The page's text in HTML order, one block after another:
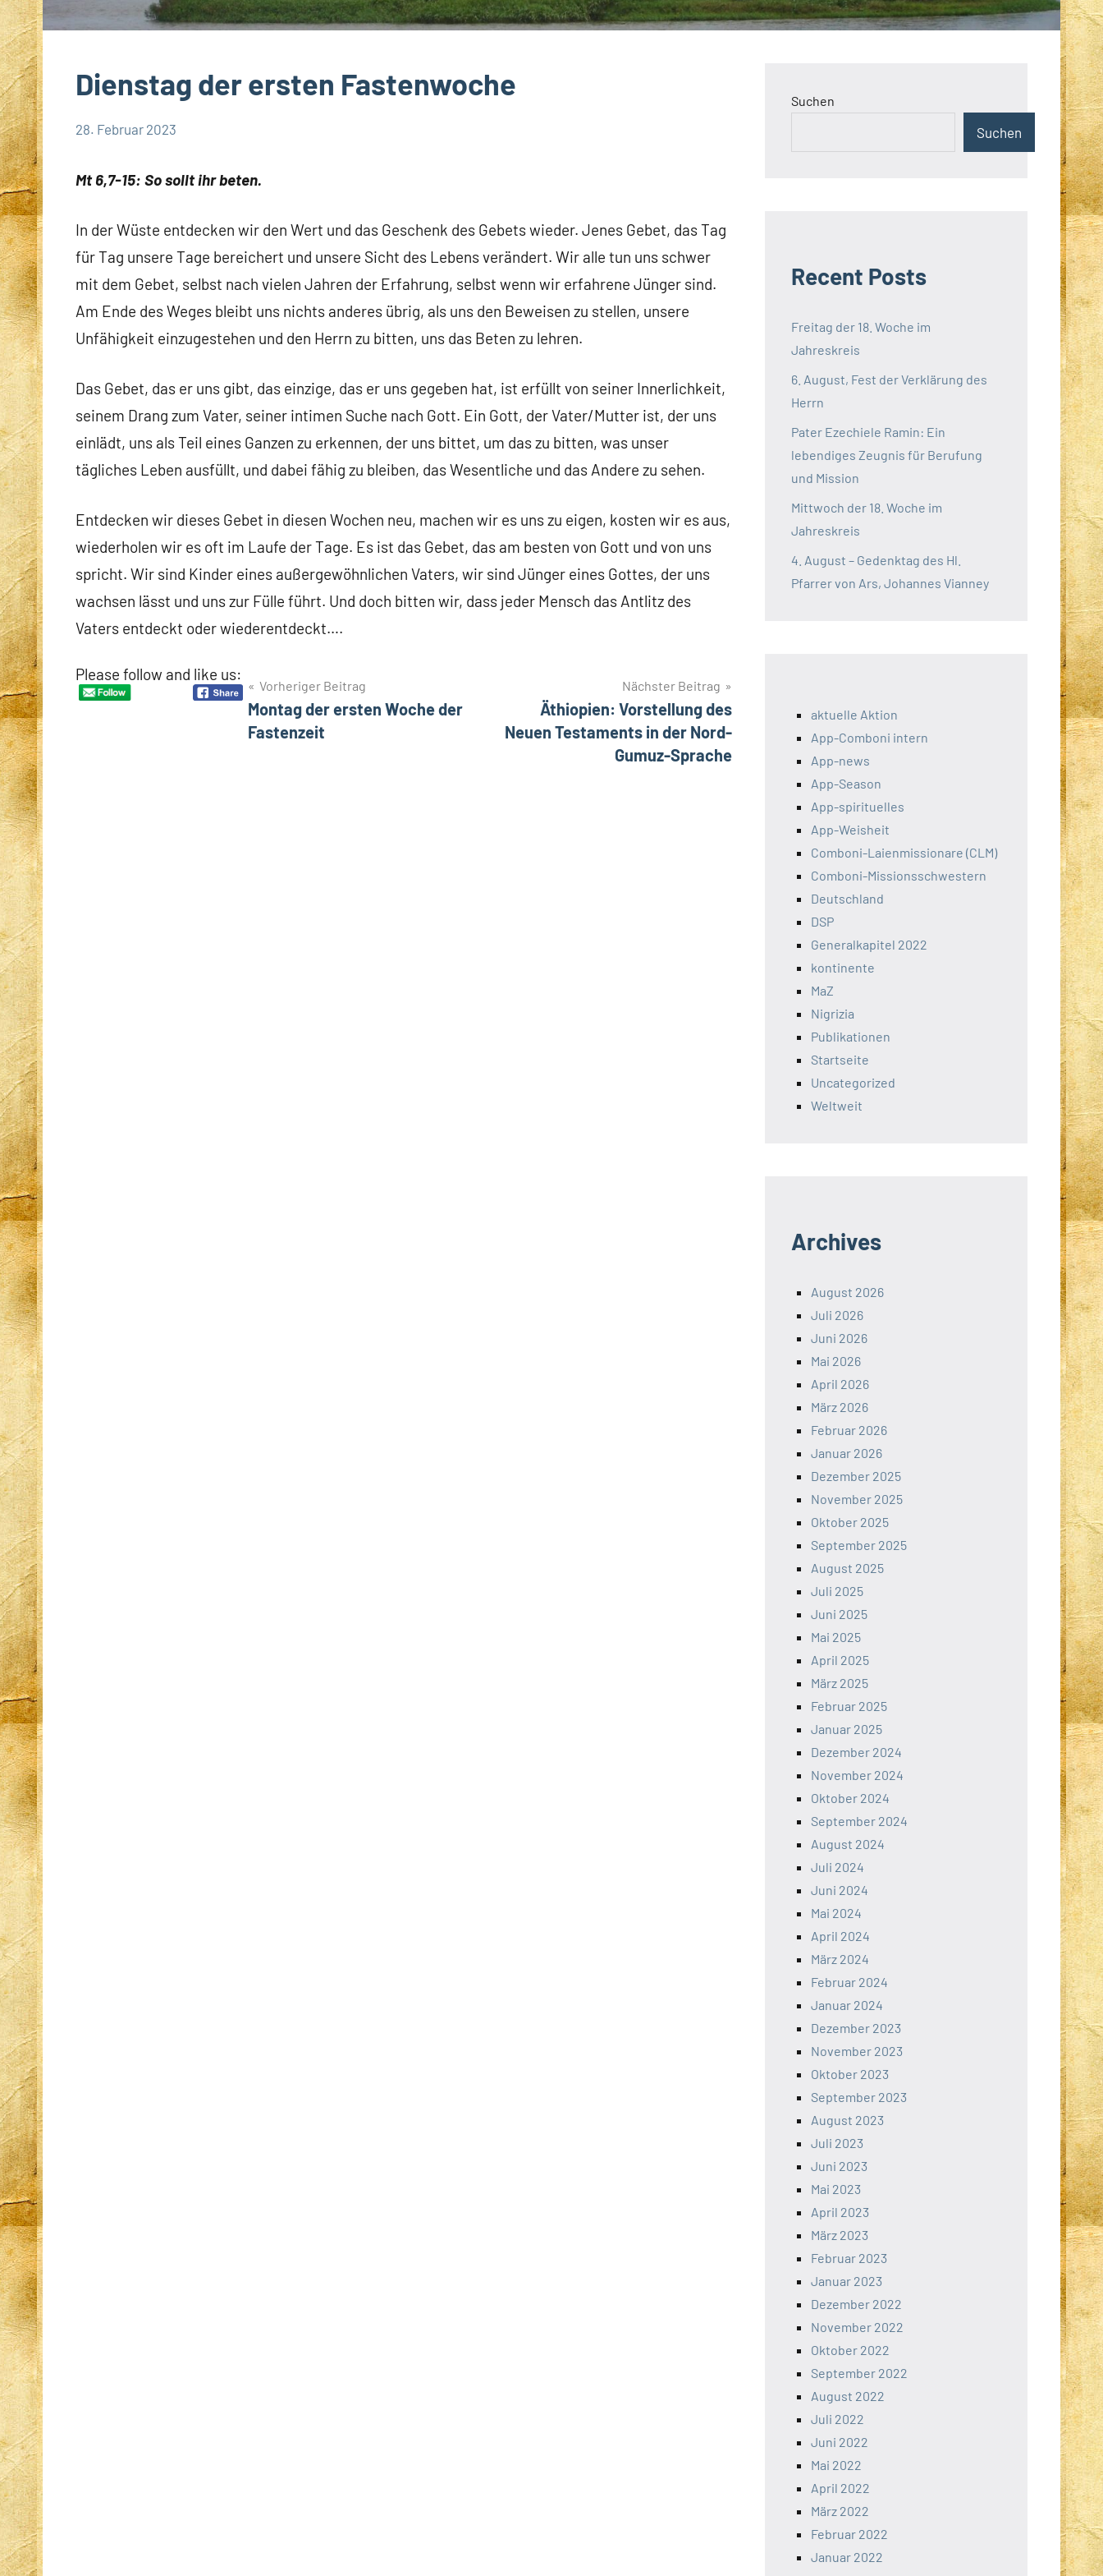
Dienstag der ersten Fastenwoche
28. Februar 2023
Mt 6,7-15: So sollt ihr beten.
In der Wüste entdecken wir den Wert und das Geschenk des Gebets wieder. Jenes Gebet, das Tag
für Tag unsere Tage bereichert und unsere Sicht des Lebens verändert. Wir alle tun uns schwer
mit dem Gebet, selbst nach vielen Jahren der Erfahrung, selbst wenn wir erfahrene Jünger sind.
Am Ende des Weges bleibt uns nichts anderes übrig, als uns den Beweisen zu stellen, unsere
Unfähigkeit einzugestehen und den Herrn zu bitten, uns das Beten zu lehren.
Das Gebet, das er uns gibt, das einzige, das er uns gegeben hat, ist erfüllt von seiner Innerlichkeit,
seinem Drang zum Vater, seiner intimen Suche nach Gott. Ein Gott, der Vater/Mutter ist, der uns
einlädt, uns als Teil eines Ganzen zu erkennen, der uns bittet, um das zu bitten, was unser
tägliches Leben ausfüllt, und dabei fähig zu bleiben, das Wesentliche und das Andere zu sehen.
Entdecken wir dieses Gebet in diesen Wochen neu, machen wir es uns zu eigen, kosten wir es aus,
wiederholen wir es oft im Laufe der Tage. Es ist das Gebet, das am besten von Gott und von uns
spricht. Wir sind Kinder eines außergewöhnlichen Vaters, wir sind Jünger eines Gottes, der uns
wachsen lässt und uns zur Fülle führt. Und doch bitten wir, dass jeder Mensch das Antlitz des
Vaters entdeckt oder wiederentdeckt….
Please follow and like us:
BeitragsnavigationVorheriger Beitrag
Montag der ersten Woche der
Fastenzeit
Nächster Beitrag
Äthiopien: Vorstellung des
Neuen Testaments in der Nord-
Gumuz-Sprache
Suchen
Suchen
Recent Posts
Freitag der 18. Woche im
Jahreskreis
6. August, Fest der Verklärung des
Herrn
Pater Ezechiele Ramin: Ein
lebendiges Zeugnis für Berufung
und Mission
Mittwoch der 18. Woche im
Jahreskreis
4. August – Gedenktag des Hl.
Pfarrer von Ars, Johannes Vianney
aktuelle Aktion
App-Comboni intern
App-news
App-Season
App-spirituelles
App-Weisheit
Comboni-Laienmissionare (CLM)
Comboni-Missionsschwestern
Deutschland
DSP
Generalkapitel 2022
kontinente
MaZ
Nigrizia
Publikationen
Startseite
Uncategorized
Weltweit
Archives
August 2026
Juli 2026
Juni 2026
Mai 2026
April 2026
März 2026
Februar 2026
Januar 2026
Dezember 2025
November 2025
Oktober 2025
September 2025
August 2025
Juli 2025
Juni 2025
Mai 2025
April 2025
März 2025
Februar 2025
Januar 2025
Dezember 2024
November 2024
Oktober 2024
September 2024
August 2024
Juli 2024
Juni 2024
Mai 2024
April 2024
März 2024
Februar 2024
Januar 2024
Dezember 2023
November 2023
Oktober 2023
September 2023
August 2023
Juli 2023
Juni 2023
Mai 2023
April 2023
März 2023
Februar 2023
Januar 2023
Dezember 2022
November 2022
Oktober 2022
September 2022
August 2022
Juli 2022
Juni 2022
Mai 2022
April 2022
März 2022
Februar 2022
Januar 2022